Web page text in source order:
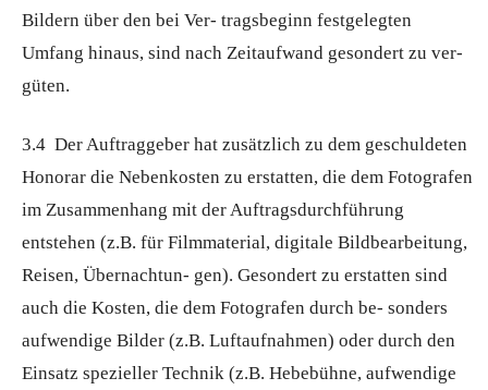
Bildern über den bei Ver- tragsbeginn festgelegten
Umfang hinaus, sind nach Zeitaufwand gesondert zu ver-
güten.
3.4 Der Auftraggeber hat zusätzlich zu dem geschuldeten
Honorar die Nebenkosten zu erstatten, die dem Fotografen
im Zusammenhang mit der Auftragsdurchführung
entstehen (z.B. für Filmmaterial, digitale Bildbearbeitung,
Reisen, Übernachtun- gen). Gesondert zu erstatten sind
auch die Kosten, die dem Fotografen durch be- sonders
aufwendige Bilder (z.B. Luftaufnahmen) oder durch den
Einsatz spezieller Technik (z.B. Hebebühne, aufwendige